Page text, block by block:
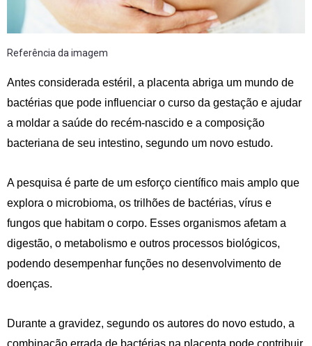
Referência da imagem
Antes considerada estéril, a placenta abriga um mundo de
bactérias que pode influenciar o curso da gestação e ajudar
a moldar a saúde do recém-nascido e a composição
bacteriana de seu intestino, segundo um novo estudo.
A pesquisa é parte de um esforço científico mais amplo que
explora o microbioma, os trilhões de bactérias, vírus e
fungos que habitam o corpo. Esses organismos afetam a
digestão, o metabolismo e outros processos biológicos,
podendo desempenhar funções no desenvolvimento de
doenças.
Durante a gravidez, segundo os autores do novo estudo, a
combinação errada de bactérias na placenta pode contribuir